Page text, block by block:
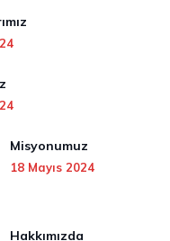
Misyonumuz
18 Mayıs 2024
Hakkımızda